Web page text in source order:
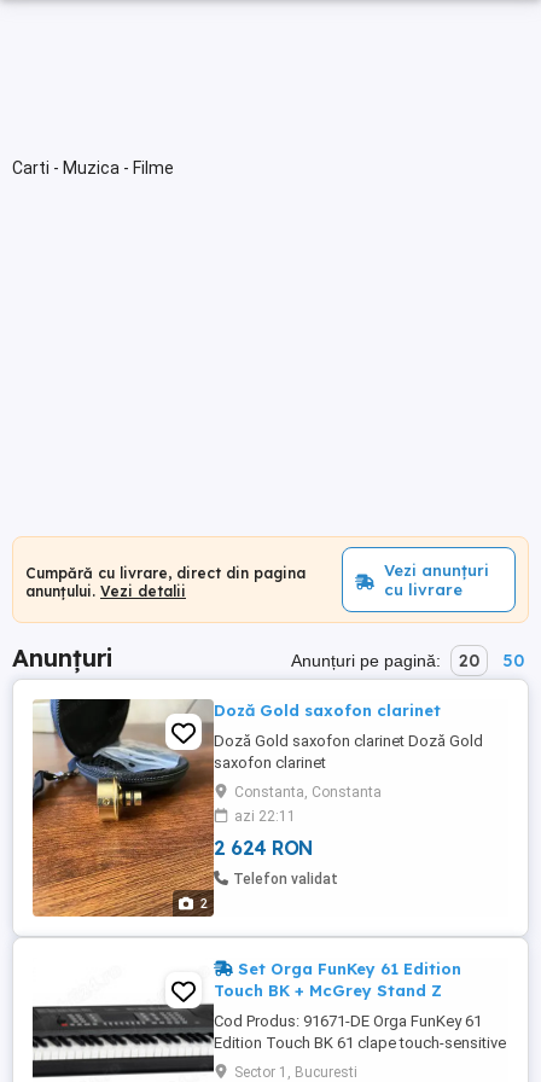
Carti - Muzica - Filme
Cumpără cu livrare, direct din pagina
anunțului. Vezi detalii
Vezi anunțuri
cu livrare
Anunțuri Anunțuri pe pagină: 20 50
2
Doză Gold saxofon clarinet
Doză Gold saxofon clarinet Doză Gold
saxofon clarinet
Constanta, Constanta
azi 22:11
2 624 RON
Telefon validat
Set Orga FunKey 61 Edition
Touch BK + McGrey Stand Z
Cod Produs: 91671-DE Orga FunKey 61
Edition Touch BK 61 clape touch-sensitive
300 sunete, 300 ritmuri, 40 cantece demo,
Sector 1, Bucuresti